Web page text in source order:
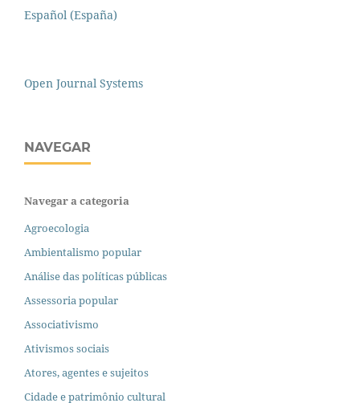
Español (España)
Open Journal Systems
NAVEGAR
Navegar a categoria
Agroecologia
Ambientalismo popular
Análise das políticas públicas
Assessoria popular
Associativismo
Ativismos sociais
Atores, agentes e sujeitos
Cidade e patrimônio cultural